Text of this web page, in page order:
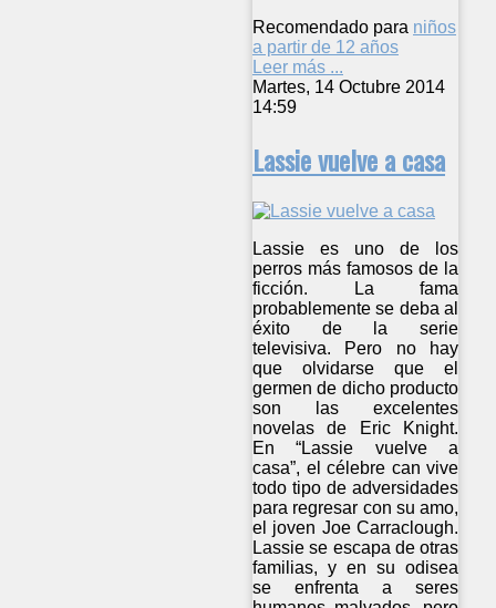
Recomendado para niños
a partir de 12 años
Leer más ...
Martes, 14 Octubre 2014
14:59
Lassie vuelve a casa
Lassie es uno de los
perros más famosos de la
ficción. La fama
probablemente se deba al
éxito de la serie
televisiva. Pero no hay
que olvidarse que el
germen de dicho producto
son las excelentes
novelas de Eric Knight.
En “Lassie vuelve a
casa”, el célebre can vive
todo tipo de adversidades
para regresar con su amo,
el joven Joe Carraclough.
Lassie se escapa de otras
familias, y en su odisea
se enfrenta a seres